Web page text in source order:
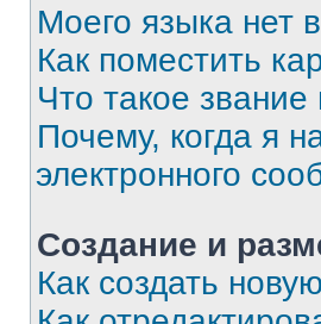
Моего языка нет
Как поместить
Что такое звание
Почему, когда я
электронного
Создание и
Как создать